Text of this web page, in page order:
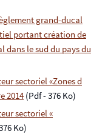
grand-ducal
portant création de
dans le sud du pays du
sectoriel «Zones d
2014 (Pdf - 376 Ko)
sectoriel «
Ko)